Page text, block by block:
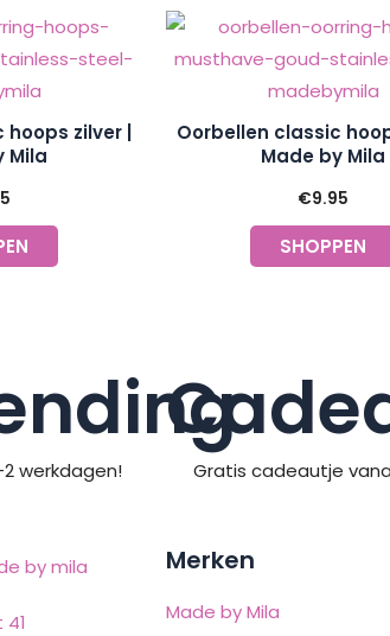
zilver |
Mila
Oorbellen classic
Made by Mila
€9.95
SHOPPEN
2 werkdagen! Gratis cadeautje
Merken
Made by Mila